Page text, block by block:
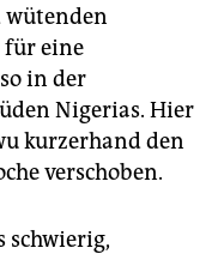
wütenden
für eine
in der
Nigerias. Hier
kurzerhand den
verschoben.
schwierig,